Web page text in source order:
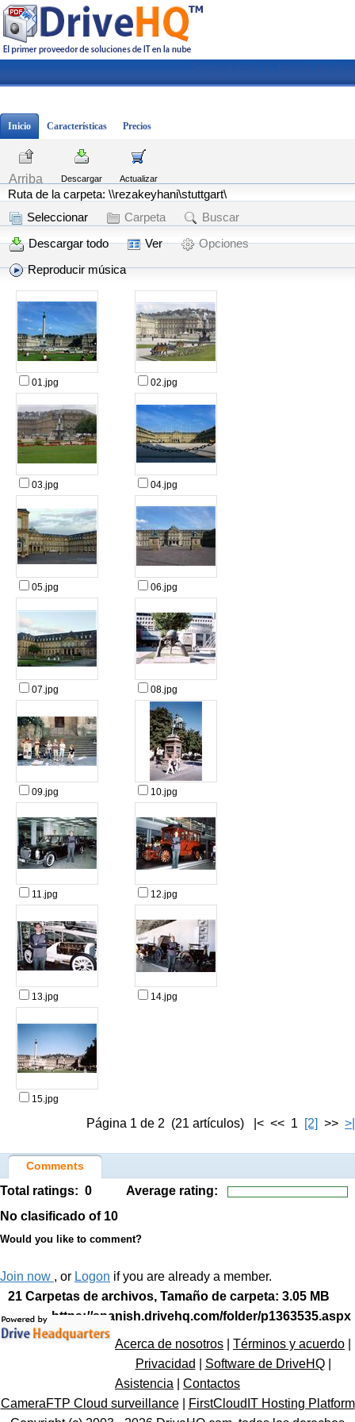
Registrarse Iniciar sesión
Inicio Características Precios
Arriba Descargar Actualizar
Ruta de la carpeta: \\rezakeyhani\stuttgart\
Seleccionar
Carpeta
Buscar
Descargar todo
Ver
Opciones
Reproducir música
01.jpg 02.jpg
03.jpg 04.jpg
05.jpg 06.jpg
07.jpg 08.jpg
09.jpg 10.jpg
11.jpg 12.jpg
13.jpg 14.jpg
15.jpg
Página 1 de 2 (21 artículos) |< << 1 [2] >> >|
Comments
Total ratings: 0
Average rating:
No clasificado of 10
Would you like to comment?
Join now , or Logon if you are already a member.
21 Carpetas de archivos, Tamaño de carpeta: 3.05 MB
https://spanish.drivehq.com/folder/p1363535.aspx
Acerca de nosotros Términos y acuerdo
Privacidad
Software de DriveHQ|
Asistencia
Contactos
CameraFTP Cloud surveillance|
FirstCloudIT Hosting Platform